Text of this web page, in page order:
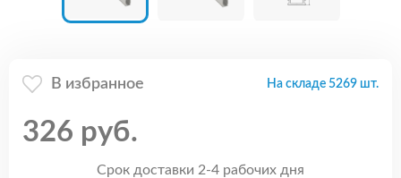
В избранное На складе 5269 шт.
326 руб.
Срок доставки 2-4 рабочих дня